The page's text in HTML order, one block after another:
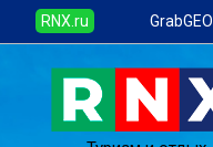
RNX.ru GrabGEO